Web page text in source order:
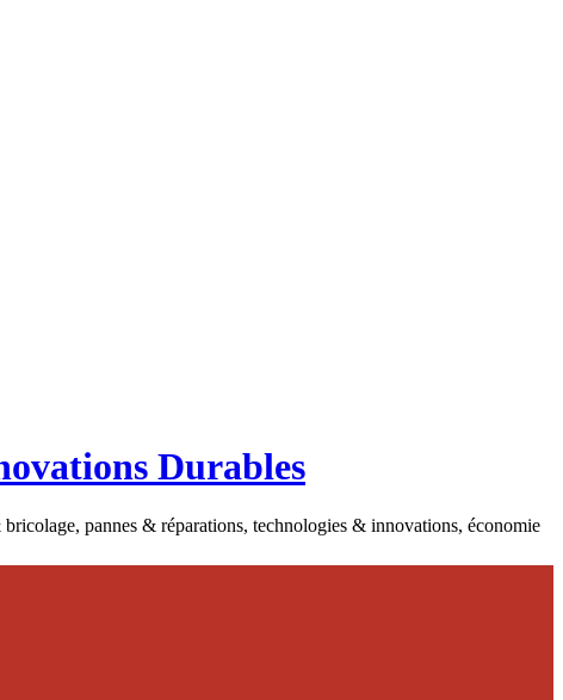
Durables
pannes & réparations, technologies & innovations, économie